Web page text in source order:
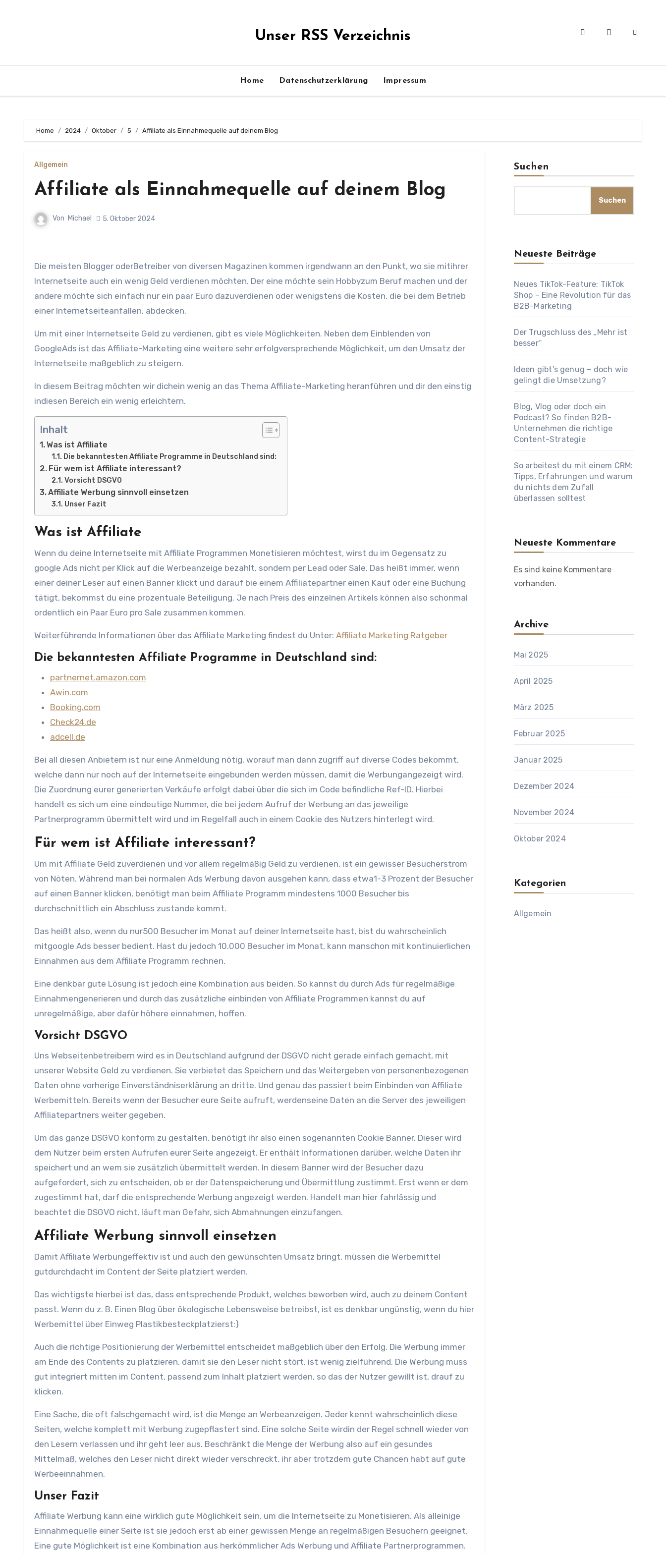
Unser RSS Verzeichnis
Home Datenschutzerklärung Impressum
Home 2024 Oktober 5 Affiliate als Einnahmequelle auf deinem Blog
Allgemein
Affiliate als Einnahmequelle auf deinem Blog
Von Michael 5. Oktober 2024
Die meisten Blogger oderBetreiber von diversen Magazinen kommen irgendwann an den Punkt, wo sie mitihrer
Internetseite auch ein wenig Geld verdienen möchten. Der eine möchte sein Hobbyzum Beruf machen und der
andere möchte sich einfach nur ein paar Euro dazuverdienen oder wenigstens die Kosten, die bei dem Betrieb
einer Internetseiteanfallen, abdecken.
Um mit einer Internetseite Geld zu verdienen, gibt es viele Möglichkeiten. Neben dem Einblenden von
GoogleAds ist das Affiliate-Marketing eine weitere sehr erfolgversprechende Möglichkeit, um den Umsatz der
Internetseite maßgeblich zu steigern.
In diesem Beitrag möchten wir dichein wenig an das Thema Affiliate-Marketing heranführen und dir den einstig
indiesen Bereich ein wenig erleichtern.
Inhalt
Was ist Affiliate
Die bekanntesten Affiliate Programme in Deutschland sind:
Für wem ist Affiliate interessant?
Vorsicht DSGVO
Affiliate Werbung sinnvoll einsetzen
Unser Fazit
Was ist Affiliate
Wenn du deine Internetseite mit Affiliate Programmen Monetisieren möchtest, wirst du im Gegensatz zu
google Ads nicht per Klick auf die Werbeanzeige bezahlt, sondern per Lead oder Sale. Das heißt immer, wenn
einer deiner Leser auf einen Banner klickt und darauf bie einem Affiliatepartner einen Kauf oder eine Buchung
tätigt, bekommst du eine prozentuale Beteiligung. Je nach Preis des einzelnen Artikels können also schonmal
ordentlich ein Paar Euro pro Sale zusammen kommen.
Weiterführende Informationen über das Affiliate Marketing findest du Unter: Affiliate Marketing Ratgeber
Die bekanntesten Affiliate Programme in Deutschland sind:
partnernet.amazon.com
Awin.com
Booking.com
Check24.de
adcell.de
Bei all diesen Anbietern ist nur eine Anmeldung nötig, worauf man dann zugriff auf diverse Codes bekommt,
welche dann nur noch auf der Internetseite eingebunden werden müssen, damit die Werbungangezeigt wird.
Die Zuordnung eurer generierten Verkäufe erfolgt dabei über die sich im Code befindliche Ref-ID. Hierbei
handelt es sich um eine eindeutige Nummer, die bei jedem Aufruf der Werbung an das jeweilige
Partnerprogramm übermittelt wird und im Regelfall auch in einem Cookie des Nutzers hinterlegt wird.
Für wem ist Affiliate interessant?
Um mit Affiliate Geld zuverdienen und vor allem regelmäßig Geld zu verdienen, ist ein gewisser Besucherstrom
von Nöten. Während man bei normalen Ads Werbung davon ausgehen kann, dass etwa1-3 Prozent der Besucher
auf einen Banner klicken, benötigt man beim Affiliate Programm mindestens 1000 Besucher bis
durchschnittlich ein Abschluss zustande kommt.
Das heißt also, wenn du nur500 Besucher im Monat auf deiner Internetseite hast, bist du wahrscheinlich
mitgoogle Ads besser bedient. Hast du jedoch 10.000 Besucher im Monat, kann manschon mit kontinuierlichen
Einnahmen aus dem Affiliate Programm rechnen.
Eine denkbar gute Lösung ist jedoch eine Kombination aus beiden. So kannst du durch Ads für regelmäßige
Einnahmengenerieren und durch das zusätzliche einbinden von Affiliate Programmen kannst du auf
unregelmäßige, aber dafür höhere einnahmen, hoffen.
Vorsicht DSGVO
Uns Webseitenbetreibern wird es in Deutschland aufgrund der DSGVO nicht gerade einfach gemacht, mit
unserer Website Geld zu verdienen. Sie verbietet das Speichern und das Weitergeben von personenbezogenen
Daten ohne vorherige Einverständniserklärung an dritte. Und genau das passiert beim Einbinden von Affiliate
Werbemitteln. Bereits wenn der Besucher eure Seite aufruft, werdenseine Daten an die Server des jeweiligen
Affiliatepartners weiter gegeben.
Um das ganze DSGVO konform zu gestalten, benötigt ihr also einen sogenannten Cookie Banner. Dieser wird
dem Nutzer beim ersten Aufrufen eurer Seite angezeigt. Er enthält Informationen darüber, welche Daten ihr
speichert und an wem sie zusätzlich übermittelt werden. In diesem Banner wird der Besucher dazu
aufgefordert, sich zu entscheiden, ob er der Datenspeicherung und Übermittlung zustimmt. Erst wenn er dem
zugestimmt hat, darf die entsprechende Werbung angezeigt werden. Handelt man hier fahrlässig und
beachtet die DSGVO nicht, läuft man Gefahr, sich Abmahnungen einzufangen.
Affiliate Werbung sinnvoll einsetzen
Damit Affiliate Werbungeffektiv ist und auch den gewünschten Umsatz bringt, müssen die Werbemittel
gutdurchdacht im Content der Seite platziert werden.
Das wichtigste hierbei ist das, dass entsprechende Produkt, welches beworben wird, auch zu deinem Content
passt. Wenn du z. B. Einen Blog über ökologische Lebensweise betreibst, ist es denkbar ungünstig, wenn du hier
Werbemittel über Einweg Plastikbesteckplatzierst:)
Auch die richtige Positionierung der Werbemittel entscheidet maßgeblich über den Erfolg. Die Werbung immer
am Ende des Contents zu platzieren, damit sie den Leser nicht stört, ist wenig zielführend. Die Werbung muss
gut integriert mitten im Content, passend zum Inhalt platziert werden, so das der Nutzer gewillt ist, drauf zu
klicken.
Eine Sache, die oft falschgemacht wird, ist die Menge an Werbeanzeigen. Jeder kennt wahrscheinlich diese
Seiten, welche komplett mit Werbung zugepflastert sind. Eine solche Seite wirdin der Regel schnell wieder von
den Lesern verlassen und ihr geht leer aus. Beschränkt die Menge der Werbung also auf ein gesundes
Mittelmaß, welches den Leser nicht direkt wieder verschreckt, ihr aber trotzdem gute Chancen habt auf gute
Werbeeinnahmen.
Unser Fazit
Affiliate Werbung kann eine wirklich gute Möglichkeit sein, um die Internetseite zu Monetisieren. Als alleinige
Einnahmequelle einer Seite ist sie jedoch erst ab einer gewissen Menge an regelmäßigen Besuchern geeignet.
Eine gute Möglichkeit ist eine Kombination aus herkömmlicher Ads Werbung und Affiliate Partnerprogrammen.
Suchen
Suchen
Neueste Beiträge
Neues TikTok-Feature: TikTok
Shop – Eine Revolution für das
B2B-Marketing
Der Trugschluss des „Mehr ist
besser“
Ideen gibt’s genug – doch wie
gelingt die Umsetzung?
Blog, Vlog oder doch ein
Podcast? So finden B2B-
Unternehmen die richtige
Content-Strategie
So arbeitest du mit einem CRM:
Tipps, Erfahrungen und warum
du nichts dem Zufall
überlassen solltest
Neueste Kommentare
Es sind keine Kommentare
vorhanden.
Archive
Mai 2025
April 2025
März 2025
Februar 2025
Januar 2025
Dezember 2024
November 2024
Oktober 2024
Kategorien
Allgemein